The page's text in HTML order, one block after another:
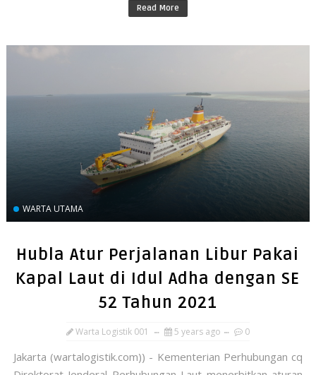
Read More
WARTA UTAMA
Hubla Atur Perjalanan Libur Pakai
Kapal Laut di Idul Adha dengan SE
52 Tahun 2021
Warta Logistik 001 5 years ago 0
Jakarta (wartalogistik.com)) - Kementerian Perhubungan cq